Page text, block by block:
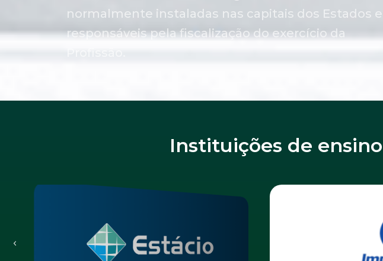
normalmente instaladas nas capitais dos Estados e
responsáveis pela fiscalização do exercício da
Instituições de